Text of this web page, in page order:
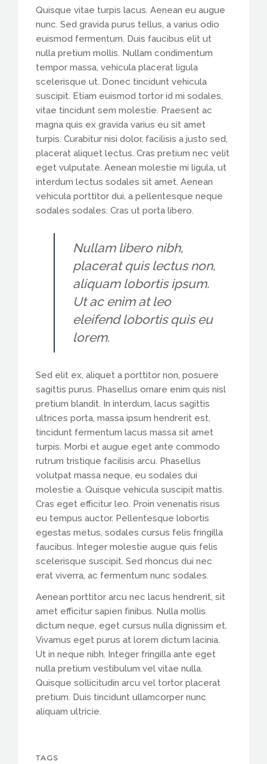
Quisque vitae turpis lacus. Aenean eu augue
nunc. Sed gravida purus tellus, a varius odio
euismod fermentum. Duis faucibus elit ut
nulla pretium mollis. Nullam condimentum
tempor massa, vehicula placerat ligula
scelerisque ut. Donec tincidunt vehicula
suscipit. Etiam euismod tortor id mi sodales,
vitae tincidunt sem molestie. Praesent ac
magna quis ex gravida varius eu sit amet
turpis. Curabitur nisi dolor, facilisis a justo sed,
placerat aliquet lectus. Cras pretium nec velit
eget vulputate. Aenean molestie mi ligula, ut
interdum lectus sodales sit amet. Aenean
vehicula porttitor dui, a pellentesque neque
sodales sodales. Cras ut porta libero.
Nullam libero nibh,
placerat quis lectus non,
aliquam lobortis ipsum.
Ut ac enim at leo
eleifend lobortis quis eu
lorem.
Sed elit ex, aliquet a porttitor non, posuere
sagittis purus. Phasellus ornare enim quis nisl
pretium blandit. In interdum, lacus sagittis
ultrices porta, massa ipsum hendrerit est,
tincidunt fermentum lacus massa sit amet
turpis. Morbi et augue eget ante commodo
rutrum tristique facilisis arcu. Phasellus
volutpat massa neque, eu sodales dui
molestie a. Quisque vehicula suscipit mattis.
Cras eget efficitur leo. Proin venenatis risus
eu tempus auctor. Pellentesque lobortis
egestas metus, sodales cursus felis fringilla
faucibus. Integer molestie augue quis felis
scelerisque suscipit. Sed rhoncus dui nec
erat viverra, ac fermentum nunc sodales.
Aenean porttitor arcu nec lacus hendrerit, sit
amet efficitur sapien finibus. Nulla mollis
dictum neque, eget cursus nulla dignissim et.
Vivamus eget purus at lorem dictum lacinia.
Ut in neque nibh. Integer fringilla ante eget
nulla pretium vestibulum vel vitae nulla.
Quisque sollicitudin arcu vel tortor placerat
pretium. Duis tincidunt ullamcorper nunc
aliquam ultricie.
TAGS